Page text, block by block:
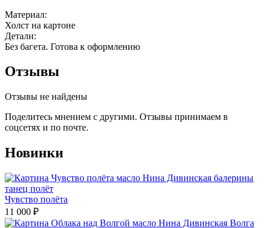
Материал:
Холст на картоне
Детали:
Без багета. Готова к оформлению
Отзывы
Отзывы не найдены
Поделитесь мнением с другими. Отзывы принимаем в
соцсетях и по почте.
Новинки
Чувство полёта
11 000 ₽